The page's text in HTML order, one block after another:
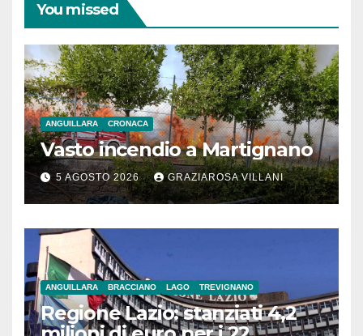
You missed
ANGUILLARA CRONACA
Vasto incendio a Martignano
5 AGOSTO 2026 GRAZIAROSA VILLANI
ANGUILLARA BRACCIANO LAGO TREVIGNANO
Regione Lazio: stanziati 4,2